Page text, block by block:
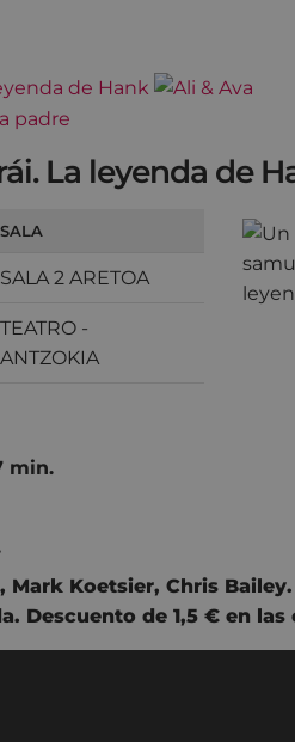
La leyenda de
SALA
SALA 2 ARETOA
TEATRO -
ANTZOKIA
min.
, Mark Koetsier, Chris Bailey.
Descuento de 1,5 € en las